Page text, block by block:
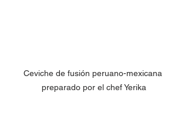
Ceviche de fusión peruano-mexicana
preparado por el chef Yerika